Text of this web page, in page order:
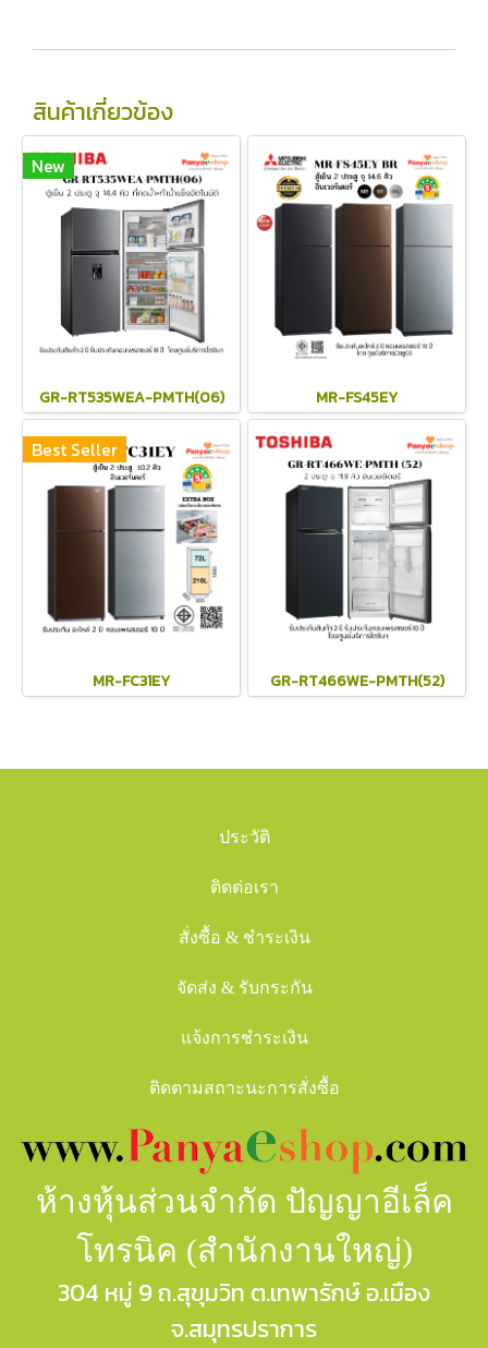
สินค้าเกี่ยวข้อง
New
GR-RT535WEA-PMTH(06) MR-FS45EY
Best Seller
MR-FC31EY GR-RT466WE-PMTH(52)
ประวัติ
ติดต่อเรา
สั่งซื้อ & ชำระเงิน
จัดส่ง & รับกระกัน
แจ้งการชำระเงิน
ติดตามสถาะนะการสั่งซื้อ
ห้างหุ้นส่วนจำกัด ปัญญาอีเล็ค
โทรนิค (สำนักงานใหญ่)
304 หมู่ 9 ถ.สุขุมวิท ต.เทพารักษ์ อ.เมือง
จ.สมุทรปราการ